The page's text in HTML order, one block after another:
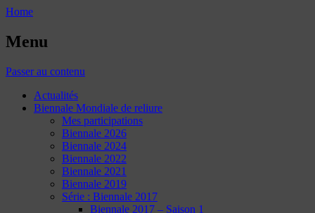
Home
Menu
Passer au contenu
Actualités
Biennale Mondiale de reliure
Mes participations
Biennale 2026
Biennale 2024
Biennale 2022
Biennale 2021
Biennale 2019
Série : Biennale 2017
Biennale 2017 – Saison 1